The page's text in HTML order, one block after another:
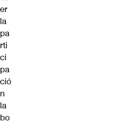
er
la
pa
rti
ci
pa
ció
n
la
bo